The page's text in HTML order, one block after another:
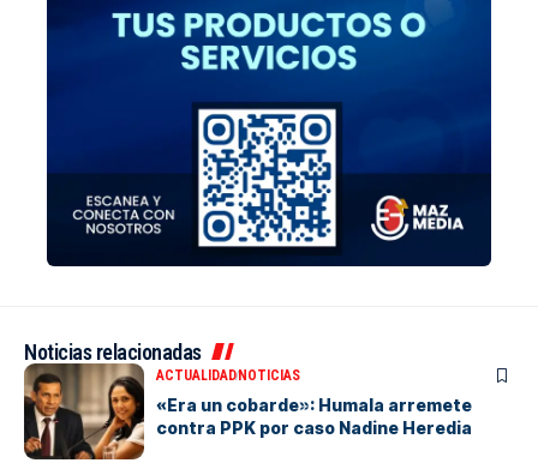
Noticias relacionadas
ACTUALIDADNOTICIAS
«Era un cobarde»: Humala arremete
contra PPK por caso Nadine Heredia